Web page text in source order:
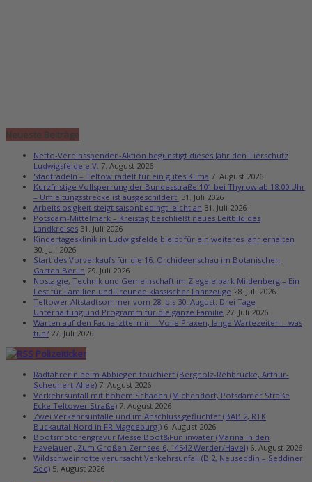
Neueste Beiträge
Netto-Vereinsspenden-Aktion begünstigt dieses Jahr den Tierschutz
Ludwigsfelde e.V. 7. August 2026
Stadtradeln – Teltow radelt für ein gutes Klima 7. August 2026
Kurzfristige Vollsperrung der Bundesstraße 101 bei Thyrow ab 18:00 Uhr
– Umleitungsstrecke ist ausgeschildert 31. Juli 2026
Arbeitslosigkeit steigt saisonbedingt leicht an 31. Juli 2026
Potsdam-Mittelmark – Kreistag beschließt neues Leitbild des
Landkreises 31. Juli 2026
Kindertagesklinik in Ludwigsfelde bleibt für ein weiteres Jahr erhalten
30. Juli 2026
Start des Vorverkaufs für die 16. Orchideenschau im Botanischen
Garten Berlin 29. Juli 2026
Nostalgie, Technik und Gemeinschaft im Ziegeleipark Mildenberg – Ein
Fest für Familien und Freunde klassischer Fahrzeuge 28. Juli 2026
Teltower Altstadtsommer vom 28. bis 30. August: Drei Tage
Unterhaltung und Programm für die ganze Familie 27. Juli 2026
Warten auf den Facharzttermin – Volle Praxen, lange Wartezeiten – was
tun? 27. Juli 2026
Polizeiticker
Radfahrerin beim Abbiegen touchiert (Bergholz-Rehbrücke, Arthur-
Scheunert-Allee) 7. August 2026
Verkehrsunfall mit hohem Schaden (Michendorf, Potsdamer Straße
Ecke Teltower Straße) 7. August 2026
Zwei Verkehrsunfälle und im Anschluss geflüchtet (BAB 2, RTK
Buckautal-Nord in FR Magdeburg ) 6. August 2026
Bootsmotorengravur Messe Boot&Fun inwater (Marina in den
Havelauen, Zum Großen Zernsee 6, 14542 Werder/Havel) 6. August 2026
Wildschweinrotte verursacht Verkehrsunfall (B 2, Neuseddin – Seddiner
See) 5. August 2026